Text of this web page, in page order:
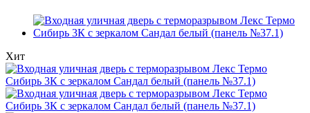
Хит